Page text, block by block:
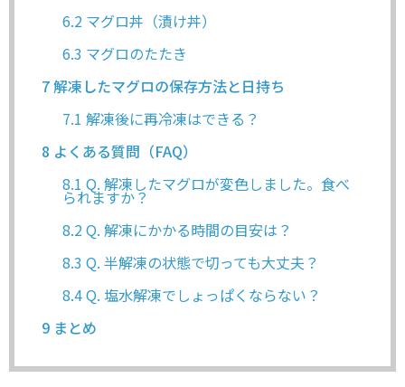
6.2 マグロ丼（漬け丼）
6.3 マグロのたたき
7解凍したマグロの保存方法と日持ち
7.1 解凍後に再冷凍はできる？
8 よくある質問（FAQ）
8.1 Q. 解凍したマグロが変色しました。食べ
られますか？
8.2 Q. 解凍にかかる時間の目安は？
8.3 Q. 半解凍の状態で切っても大丈夫？
8.4Q. 塩水解凍でしょっぱくならない？
9 まとめ